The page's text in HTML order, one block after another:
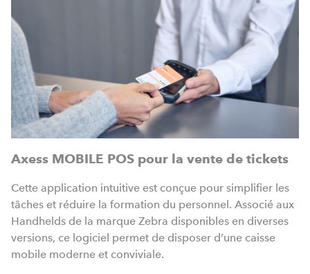
Axess MOBILE POS pour la vente de tickets
Cette application intuitive est conçue pour simplifier les
tâches et réduire la formation du personnel. Associé aux
Handhelds de la marque Zebra disponibles en diverses
versions, ce logiciel permet de disposer d’une caisse
mobile moderne et conviviale.